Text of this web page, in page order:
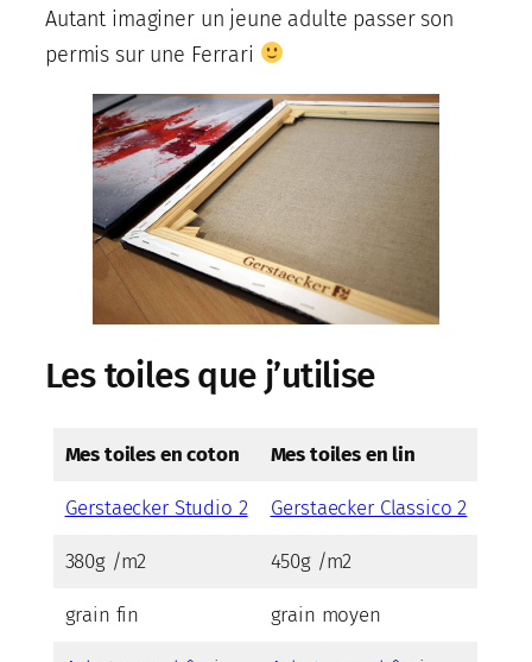
Autant imaginer un jeune adulte passer son
permis sur une Ferrari
Les toiles que j’utilise
Mes toiles en coton Mes toiles en lin
Gerstaecker Studio 2 Gerstaecker Classico 2
380g /m2 450g /m2
grain fin grain moyen